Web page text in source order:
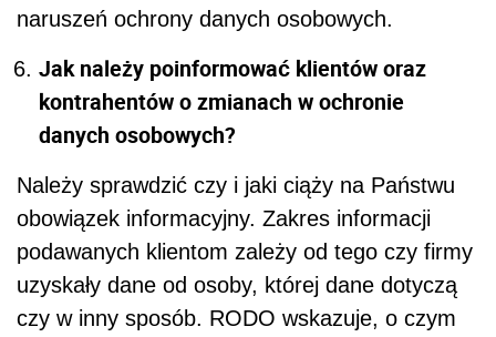
naruszeń ochrony danych osobowych.
Jak należy poinformować klientów oraz
kontrahentów o zmianach w ochronie
danych osobowych?
Należy sprawdzić czy i jaki ciąży na Państwu
obowiązek informacyjny. Zakres informacji
podawanych klientom zależy od tego czy firmy
uzyskały dane od osoby, której dane dotyczą
czy w inny sposób. RODO wskazuje, o czym